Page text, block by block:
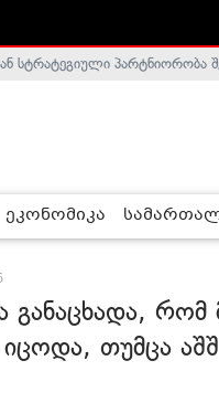
მთავრობა არალეგიტიმურია -
სტრატეგიული პარტნიორობა
ეკონომიკა
რომ
იცოდა, თუმცა